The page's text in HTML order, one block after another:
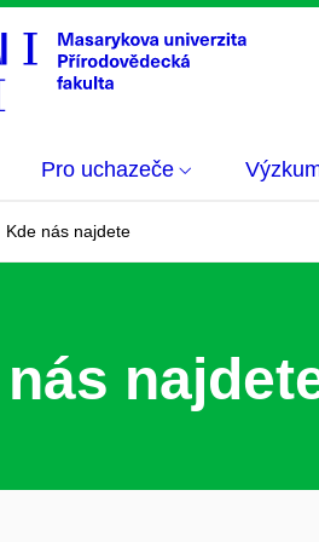
Pro uchazeče
Kde nás najdete